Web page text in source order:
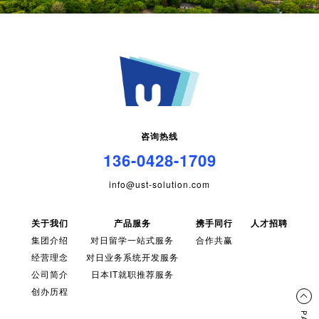
咨询热线
136-0428-1709
info@ust-solution.com
关于我们
集团介绍
经营理念
公司简介
创办历程
产品服务
对日留学一站式服务
对日业务系统开发服务
日本IT就职推荐服务
携手同行
合作共赢
人才招聘